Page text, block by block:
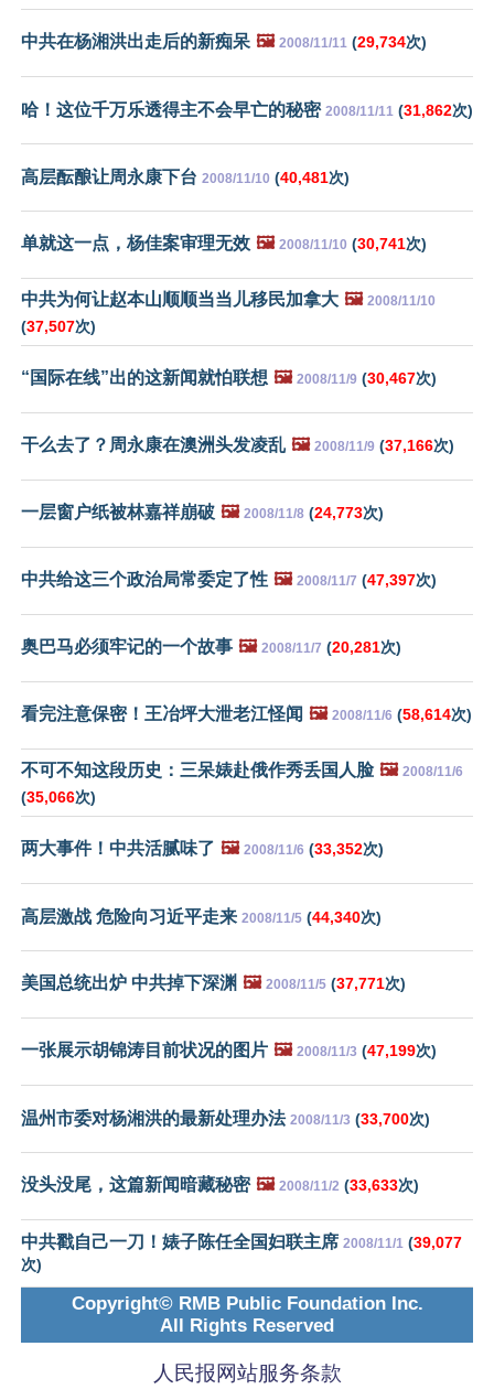
中共在杨湘洪出走后的新痴呆 🖼️ 2008/11/11 (29,734次)
哈！这位千万乐透得主不会早亡的秘密 2008/11/11 (31,862次)
高层酝酿让周永康下台 2008/11/10 (40,481次)
单就这一点，杨佳案审理无效 🖼️ 2008/11/10 (30,741次)
中共为何让赵本山顺顺当当儿移民加拿大 🖼️ 2008/11/10
(37,507次)
“国际在线”出的这新闻就怕联想 🖼️ 2008/11/9 (30,467次)
干么去了？周永康在澳洲头发凌乱 🖼️ 2008/11/9 (37,166次)
一层窗户纸被林嘉祥崩破 🖼️ 2008/11/8 (24,773次)
中共给这三个政治局常委定了性 🖼️ 2008/11/7 (47,397次)
奥巴马必须牢记的一个故事 🖼️ 2008/11/7 (20,281次)
看完注意保密！王冶坪大泄老江怪闻 🖼️ 2008/11/6 (58,614次)
不可不知这段历史：三呆婊赴俄作秀丢国人脸 🖼️ 2008/11/6
(35,066次)
两大事件！中共活腻味了 🖼️ 2008/11/6 (33,352次)
高层激战 危险向习近平走来 2008/11/5 (44,340次)
美国总统出炉 中共掉下深渊 🖼️ 2008/11/5 (37,771次)
一张展示胡锦涛目前状况的图片 🖼️ 2008/11/3 (47,199次)
温州市委对杨湘洪的最新处理办法 2008/11/3 (33,700次)
没头没尾，这篇新闻暗藏秘密 🖼️ 2008/11/2 (33,633次)
中共戳自己一刀！婊子陈任全国妇联主席 2008/11/1 (39,077
次)
Copyright© RMB Public Foundation Inc.
All Rights Reserved
人民报网站服务条款